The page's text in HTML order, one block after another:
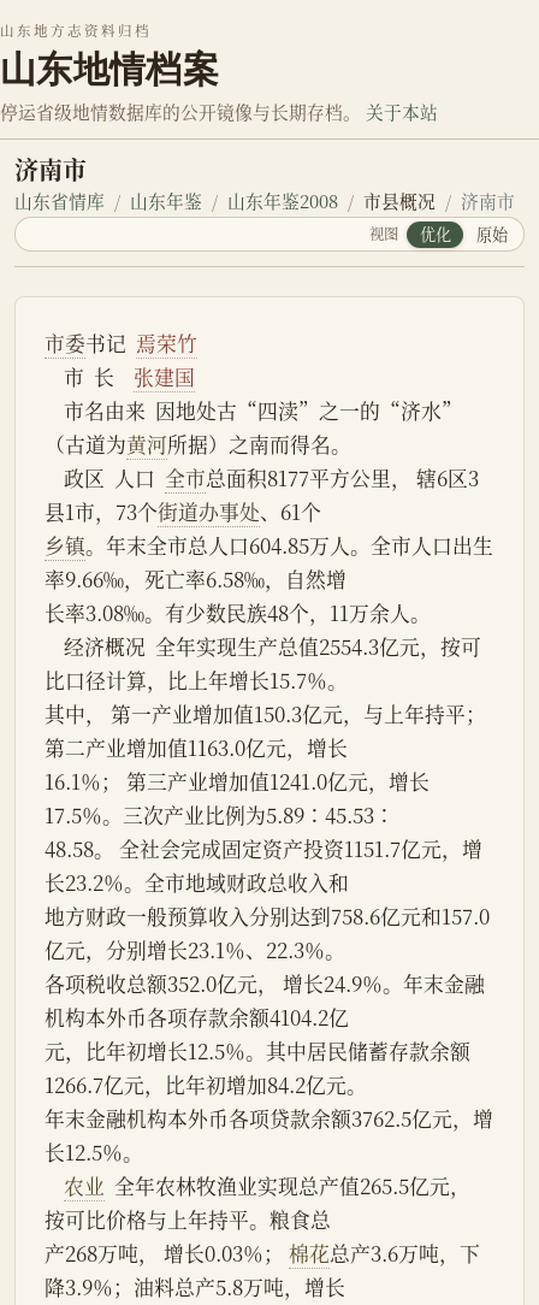
山东地方志资料归档
山东地情档案
停运省级地情数据库的公开镜像与长期存档。 关于本站
济南市
山东省情库 山东年鉴 山东年鉴2008 市县概况 济南市
视图 优化 原始
市委书记 焉荣竹
    市  长
张建国
（古道为黄河所据）之南而得名。
    政区  人口
全市总面积8177平方公里， 辖6区3
县1市，73个街道办事处、61个
乡镇。年末全市总人口604.85万人。全市人口出生
率9.66‰，死亡率6.58‰，自然增
长率3.08‰。有少数民族48个，11万余人。
比口径计算，比上年增长15.7％。
其中， 第一产业增加值150.3亿元，与上年持平；
第二产业增加值1163.0亿元，增长
16.1％； 第三产业增加值1241.0亿元，增长
17.5％。三次产业比例为5.89∶45.53∶
48.58。 全社会完成固定资产投资1151.7亿元，增
长23.2％。全市地域财政总收入和
地方财政一般预算收入分别达到758.6亿元和157.0
亿元，分别增长23.1％、22.3％。
各项税收总额352.0亿元， 增长24.9％。年末金融
机构本外币各项存款余额4104.2亿
元，比年初增长12.5％。其中居民储蓄存款余额
1266.7亿元，比年初增加84.2亿元。
年末金融机构本外币各项贷款余额3762.5亿元，增
长12.5％。
农业
  全年农林牧渔业实现总产值265.5亿元，
按可比价格与上年持平。粮食总
产268万吨， 增长0.03％； 棉花总产3.6万吨，下
降3.9％；油料总产5.8万吨，增长